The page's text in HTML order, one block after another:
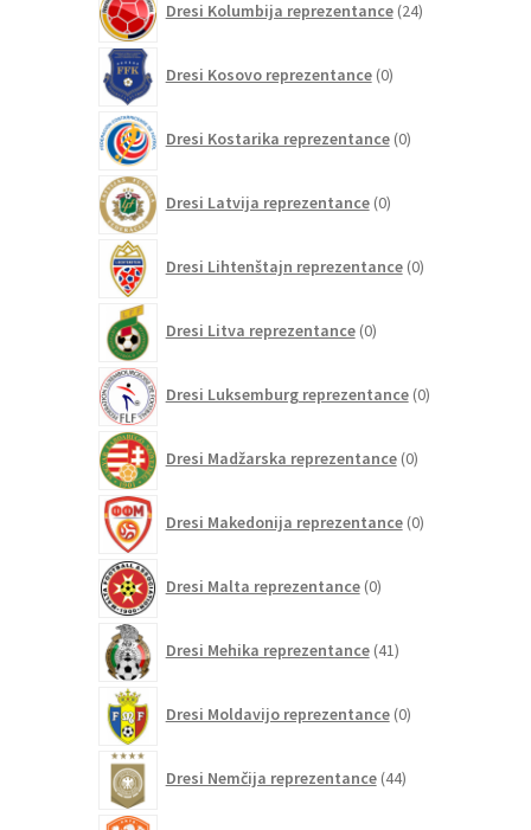
Dresi Kolumbija reprezentance 24izdelkov
Dresi Kosovo reprezentance 0izdelkov
Dresi Kostarika reprezentance 0izdelkov
Dresi Latvija reprezentance 0izdelkov
Dresi Lihtenštajn reprezentance 0izdelkov
Dresi Litva reprezentance 0izdelkov
Dresi Luksemburg reprezentance 0izdelkov
Dresi Madžarska reprezentance 0izdelkov
Dresi Makedonija reprezentance 0izdelkov
Dresi Malta reprezentance 0izdelkov
Dresi Mehika reprezentance 41izdelkov
Dresi Moldavijo reprezentance 0izdelkov
Dresi Nemčija reprezentance 44izdelkov